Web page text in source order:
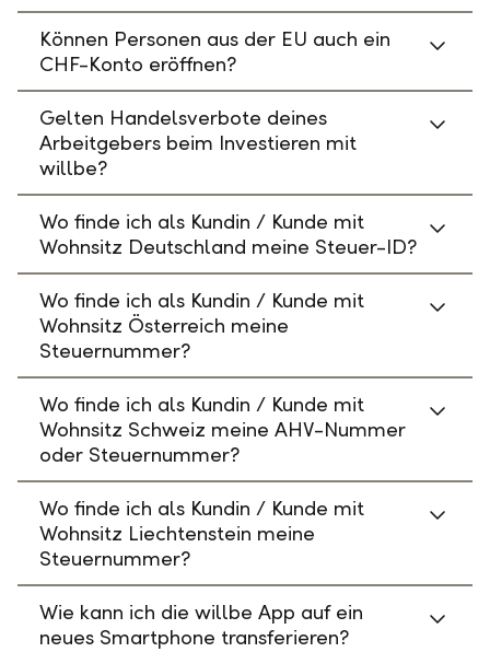
Können Personen aus der EU auch ein
CHF-Konto eröffnen?
Gelten Handelsverbote deines
Arbeitgebers beim Investieren mit
willbe?
Wo finde ich als Kundin / Kunde mit
Wohnsitz Deutschland meine Steuer-ID?
Wo finde ich als Kundin / Kunde mit
Wohnsitz Österreich meine
Steuernummer?
Wo finde ich als Kundin / Kunde mit
Wohnsitz Schweiz meine AHV-Nummer
oder Steuernummer?
Wo finde ich als Kundin / Kunde mit
Wohnsitz Liechtenstein meine
Steuernummer?
Wie kann ich die willbe App auf ein
neues Smartphone transferieren?